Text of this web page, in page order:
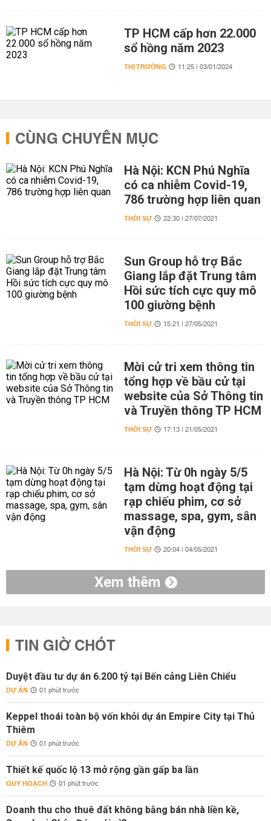
TP HCM cấp hơn 22.000
sổ hồng năm 2023
THỊ TRƯỜNG 11:25 | 03/01/2024
CÙNG CHUYÊN MỤC
Hà Nội: KCN Phú Nghĩa
có ca nhiễm Covid-19,
786 trường hợp liên quan
THỜI SỰ 22:30 | 27/07/2021
Sun Group hỗ trợ Bắc
Giang lắp đặt Trung tâm
Hồi sức tích cực quy mô
100 giường bệnh
THỜI SỰ 15:21 | 27/05/2021
Mời cử tri xem thông tin
tổng hợp về bầu cử tại
website của Sở Thông tin
và Truyền thông TP HCM
THỜI SỰ 17:13 | 21/05/2021
Hà Nội: Từ 0h ngày 5/5
tạm dừng hoạt động tại
rạp chiếu phim, cơ sở
massage, spa, gym, sân
vận động
THỜI SỰ 20:04 | 04/05/2021
Xem thêm
TIN GIỜ CHÓT
Duyệt đầu tư dự án 6.200 tỷ tại Bến cảng Liên Chiểu
DỰ ÁN 01 phút trước
Keppel thoái toàn bộ vốn khỏi dự án Empire City tại Thủ
Thiêm
DỰ ÁN 01 phút trước
Thiết kế quốc lộ 13 mở rộng gần gấp ba lần
QUY HOẠCH 01 phút trước
Doanh thu cho thuê đất không bằng bán nhà liền kề,